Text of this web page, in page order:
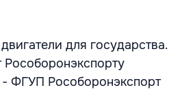
для государства.
- ФГУП Рособоронэкспорт